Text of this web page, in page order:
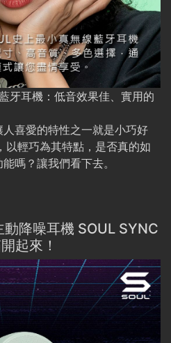
牙耳機：低音效果佳、實用的
喜愛的特性之一就是小巧好
輕巧為其特點，是否真的如
嗎？讓我們看下去。
動降噪耳機 SOUL SYNC
起來！